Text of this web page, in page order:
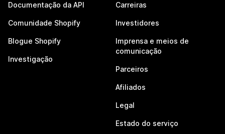
Documentação da API
Comunidade Shopify
Blogue Shopify
Investigação
Carreiras
Investidores
Imprensa e meios de
comunicação
Parceiros
Afiliados
Legal
Estado do serviço